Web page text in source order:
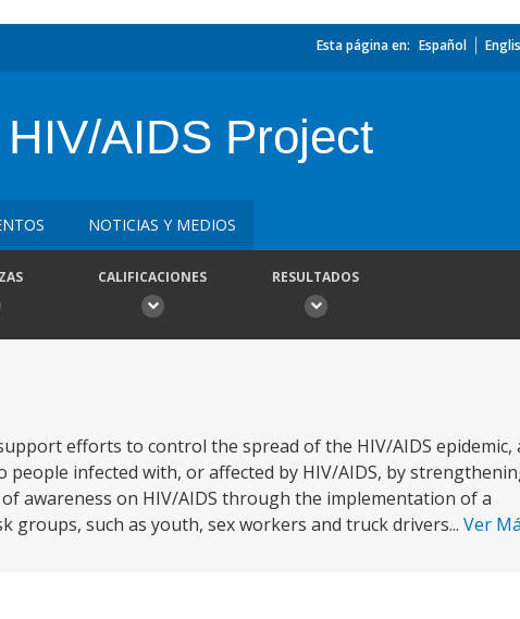
Esta página en: Español
AIDS Project
NOTICIAS Y MEDIOS
CALIFICACIONES RESULTADOS
efforts to control the spread of the HIV/AIDS epidemic,
infected with, or affected by HIV/AIDS, by
awareness on HIV/AIDS through the implementation of a
such as youth, sex workers and truck drivers... Ver